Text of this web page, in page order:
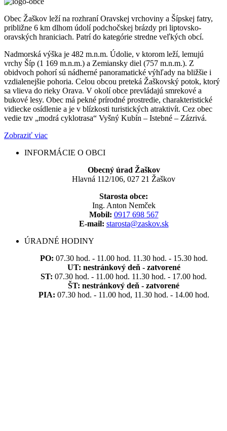
Obec Žaškov leží na rozhraní Oravskej vrchoviny a Šípskej fatry,
približne 6 km dlhom údolí podchočskej brázdy pri liptovsko-
oravských hraniciach. Patrí do kategórie stredne veľkých obcí.
Nadmorská výška je 482 m.n.m. Údolie, v ktorom leží, lemujú
vrchy Šíp (1 169 m.n.m.) a Zemiansky diel (757 m.n.m.). Z
obidvoch pohorí sú nádherné panoramatické výhľady na bližšie i
vzdialenejšie pohoria. Celou obcou preteká Žaškovský potok, ktorý
sa vlieva do rieky Orava. V okolí obce prevládajú smrekové a
bukové lesy. Obec má pekné prírodné prostredie, charakteristické
vidiecke osídlenie a je v blízkosti turistických atraktivít. Cez obec
vedie tzv „modrá cyklotrasa“ Vyšný Kubín – Istebné – Zázrivá.
Zobraziť viac
INFORMÁCIE O OBCI
Obecný úrad Žaškov
Hlavná 112/106, 027 21 Žaškov
Starosta obce:
Ing. Anton Nemček
Mobil: 0917 698 567
E-mail: starosta@zaskov.sk
ÚRADNÉ HODINY
PO: 07.30 hod. - 11.00 hod. 11.30 hod. - 15.30 hod.
UT: nestránkový deň - zatvorené
ST: 07.30 hod. - 11.00 hod. 11.30 hod. - 17.00 hod.
ŠT: nestránkový deň - zatvorené
PIA: 07.30 hod. - 11.00 hod, 11.30 hod. - 14.00 hod.